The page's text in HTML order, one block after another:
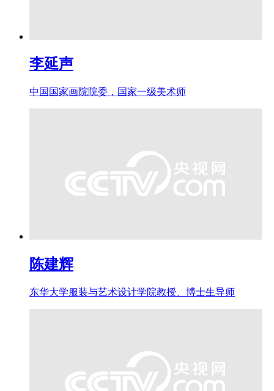
李延声
中国国家画院院委，国家一级美术师
陈建辉
东华大学服装与艺术设计学院教授、博士生导师